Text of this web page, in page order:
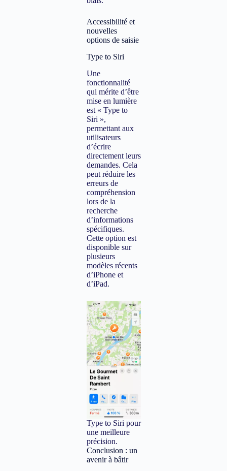
Accessibilité et
nouvelles
options de saisie
Type to Siri
Une
fonctionnalité
qui mérite d’être
mise en lumière
est « Type to
Siri »,
permettant aux
utilisateurs
d’écrire
directement leurs
demandes. Cela
peut réduire les
erreurs de
compréhension
lors de la
recherche
d’informations
spécifiques.
Cette option est
disponible sur
plusieurs
modèles récents
d’iPhone et
d’iPad.
Type to Siri pour
une meilleure
précision.
Conclusion : un
avenir à bâtir